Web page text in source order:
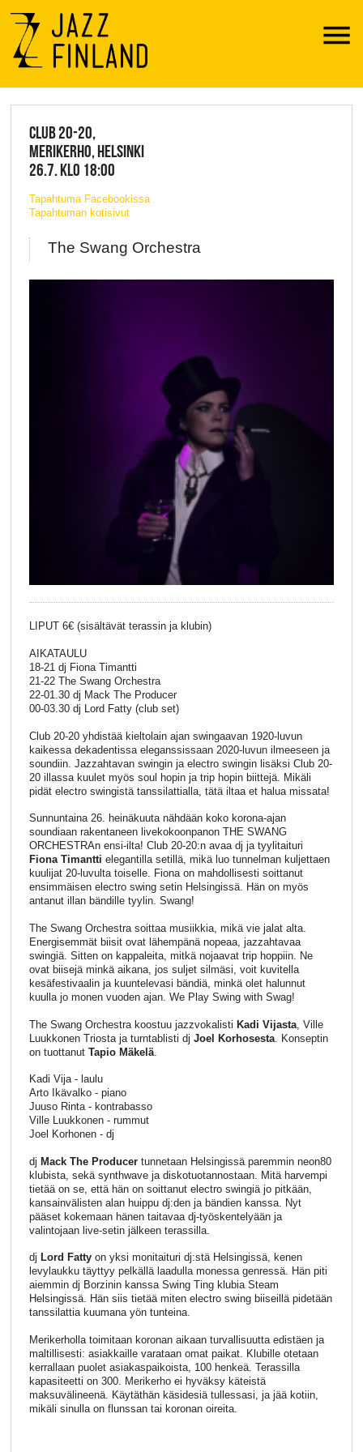
Menu
JAZZ FINLAND LIVE
CLUB 20-20,
MERIKERHO, HELSINKI
26.7. KLO 18:00
Tapahtuma Facebookissa
Tapahtuman kotisivut
The Swang Orchestra
LIPUT 6€ (sisältävät terassin ja klubin)
AIKATAULU
18-21 dj Fiona Timantti
21-22 The Swang Orchestra
22-01.30 dj Mack The Producer
00-03.30 dj Lord Fatty (club set)
Club 20-20 yhdistää kieltolain ajan swingaavan 1920-luvun
kaikessa dekadentissa eleganssissaan 2020-luvun ilmeeseen ja
soundiin. Jazzahtavan swingin ja electro swingin lisäksi Club 20-
20 illassa kuulet myös soul hopin ja trip hopin biittejä. Mikäli
pidät electro swingistä tanssilattialla, tätä iltaa et halua missata!
Sunnuntaina 26. heinäkuuta nähdään koko korona-ajan
soundiaan rakentaneen livekokoonpanon THE SWANG
ORCHESTRAn ensi-ilta! Club 20-20:n avaa dj ja tyylitaituri
Fiona Timantti elegantilla setillä, mikä luo tunnelman kuljettaen
kuulijat 20-luvulta toiselle. Fiona on mahdollisesti soittanut
ensimmäisen electro swing setin Helsingissä. Hän on myös
antanut illan bändille tyylin. Swang!
The Swang Orchestra soittaa musiikkia, mikä vie jalat alta.
Energisemmät biisit ovat lähempänä nopeaa, jazzahtavaa
swingiä. Sitten on kappaleita, mitkä nojaavat trip hoppiin. Ne
ovat biisejä minkä aikana, jos suljet silmäsi, voit kuvitella
kesäfestivaalin ja kuuntelevasi bändiä, minkä olet halunnut
kuulla jo monen vuoden ajan. We Play Swing with Swag!
The Swang Orchestra koostuu jazzvokalisti Kadi Vijasta, Ville
Luukkonen Triosta ja turntablisti dj Joel Korhosesta. Konseptin
on tuottanut Tapio Mäkelä.
Kadi Vija - laulu
Arto Ikävalko - piano
Juuso Rinta - kontrabasso
Ville Luukkonen - rummut
Joel Korhonen - dj
dj Mack The Producertunnetaan Helsingissä paremmin neon80
klubista, sekä synthwave ja diskotuotannostaan. Mitä harvempi
tietää on se, että hän on soittanut electro swingiä jo pitkään,
kansainvälisten alan huippu dj:den ja bändien kanssa. Nyt
pääset kokemaan hänen taitavaa dj-työskentelyään ja
valintojaan live-setin jälkeen terassilla.
dj Lord Fattyon yksi monitaituri dj:stä Helsingissä, kenen
levylaukku täyttyy pelkällä laadulla monessa genressä. Hän piti
aiemmin dj Borzinin kanssa Swing Ting klubia Steam
Helsingissä. Hän siis tietää miten electro swing biiseillä pidetään
tanssilattia kuumana yön tunteina.
Merikerholla toimitaan koronan aikaan turvallisuutta edistäen ja
maltillisesti: asiakkaille varataan omat paikat. Klubille otetaan
kerrallaan puolet asiakaspaikoista, 100 henkeä. Terassilla
kapasiteetti on 300. Merikerho ei hyväksy käteistä
maksuvälineenä. Käytäthän käsidesiä tullessasi, ja jää kotiin,
mikäli sinulla on flunssan tai koronan oireita.